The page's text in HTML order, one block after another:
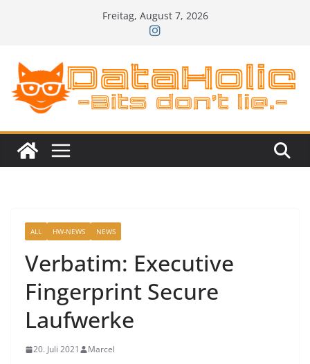
Freitag, August 7, 2026
ALL HW-NEWS NEWS
Verbatim: Executive
Fingerprint Secure
Laufwerke
20. Juli 2021 Marcel